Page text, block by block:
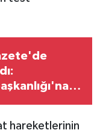
hareketlerinin